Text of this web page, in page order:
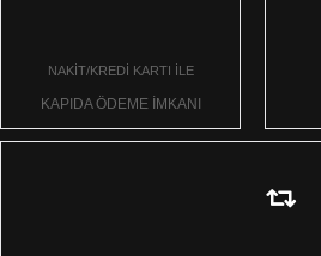
NAKİT/KREDİ KARTI İLE
KAPIDA ÖDEME İMKANI